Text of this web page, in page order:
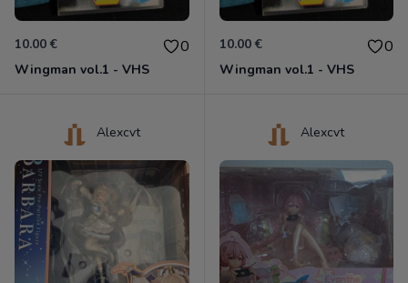
10.00 € 0
Wingman vol.1 - VHS
10.00 € 0
Wingman vol.1 - VHS
Alexcvt Alexcvt